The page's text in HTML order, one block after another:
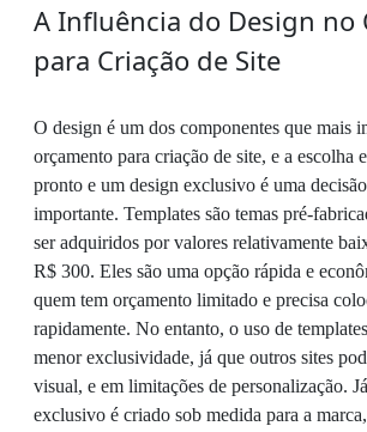
A Influência do Design no
para Criação de Site
O design é um dos componentes que mais
orçamento para criação de site, e a escolha
pronto e um design exclusivo é uma
importante. Templates são temas pré-
ser adquiridos por valores relativamente
R$ 300. Eles são uma opção rápida e
quem tem orçamento limitado e precisa
rapidamente. No entanto, o uso de
menor exclusividade, já que outros sites
visual, e em limitações de personalização.
exclusivo é criado sob medida para a